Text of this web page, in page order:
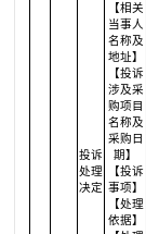
投诉
处理
决定
【相关
当事人
名称及
地址】
【投诉
涉及采
购项目
名称及
采购日
期】
【投诉
事项】
【处理
依据】